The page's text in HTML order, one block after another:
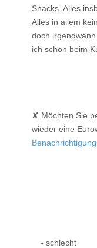
Snacks. Alles
Alles in allem
doch
ich schon beim
✘ Möchten Sie
wieder eine
Benachrichtigung
- schlecht